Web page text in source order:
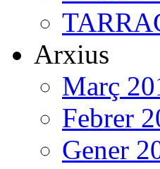
Arxius
Març
Febrer
Gener